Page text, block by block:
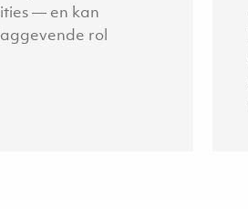
— en kan
rol